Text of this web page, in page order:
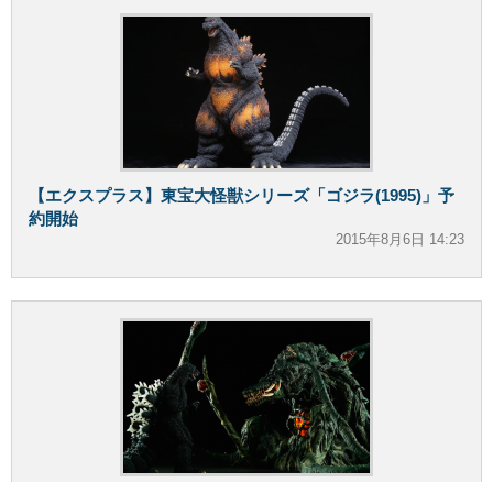
【エクスプラス】東宝大怪獣シリーズ「ゴジラ(1995)」予
約開始
2015年8月6日 14:23